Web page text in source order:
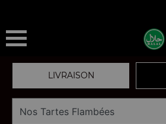
LIVRAISON